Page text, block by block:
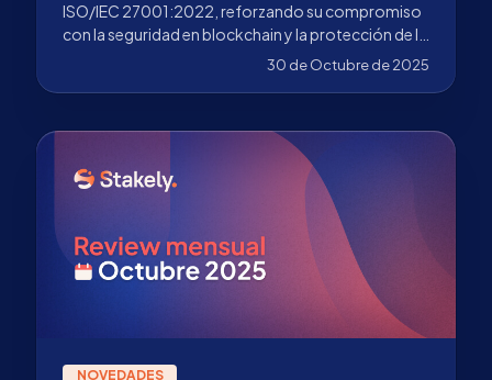
ISO/IEC 27001:2022, reforzando su compromiso
con la seguridad en blockchain y la protección de la
30 de Octubre de 2025
NOVEDADES